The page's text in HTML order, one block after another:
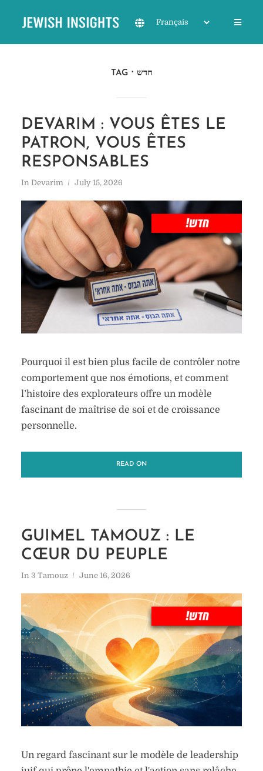
TAG חדש
DEVARIM : VOUS ÊTES LE
PATRON, VOUS ÊTES
RESPONSABLES
In Devarim July 15, 2026
Pourquoi il est bien plus facile de contrôler notre
comportement que nos émotions, et comment
l’histoire des explorateurs offre un modèle
fascinant de maîtrise de soi et de croissance
personnelle.
READ ON
GUIMEL TAMOUZ : LE
CŒUR DU PEUPLE
In 3 Tamouz June 16, 2026
Un regard fascinant sur le modèle de leadership